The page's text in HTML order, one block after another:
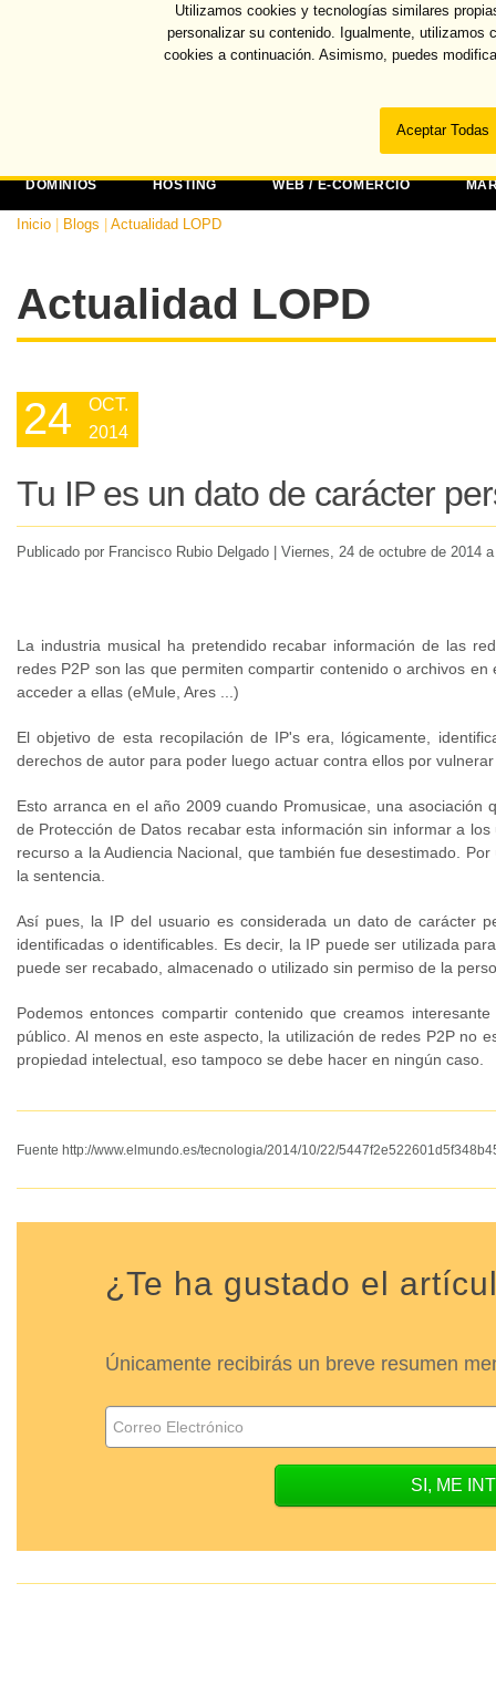
Utilizamos cookies y tecnologías similares
personalizar su contenido. Igualmente, utilizamos
cookies a continuación. Asimismo, puedes
DOMINIOS HOSTING WEB / E-COMERCIO
Inicio Blogs Actualidad LOPD
Actualidad LOPD
24
OCT.
2014
Tu IP es un dato de carácter
Publicado por Francisco Rubio Delgado | Viernes, 24 de octubre de 2014
La industria musical ha pretendido recabar información de las
redes P2P son las que permiten compartir contenido o archivos
acceder a ellas (eMule, Ares ...)
El objetivo de esta recopilación de IP's era, lógicamente,
derechos de autor para poder luego actuar contra ellos por
Esto arranca en el año 2009 cuando Promusicae, una
de Protección de Datos recabar esta información sin informar a
recurso a la Audiencia Nacional, que también fue desestimado.
la sentencia.
Así pues, la IP del usuario es considerada un dato de carácter
identificadas o identificables. Es decir, la IP puede ser utilizada
puede ser recabado, almacenado o utilizado sin permiso de la
Podemos entonces compartir contenido que creamos
público. Al menos en este aspecto, la utilización de redes P2P no
propiedad intelectual, eso tampoco se debe hacer en ningún caso.
Fuente http://www.elmundo.es/tecnologia/2014/10/22/
¿Te ha gustado el
Únicamente recibirás un breve resumen